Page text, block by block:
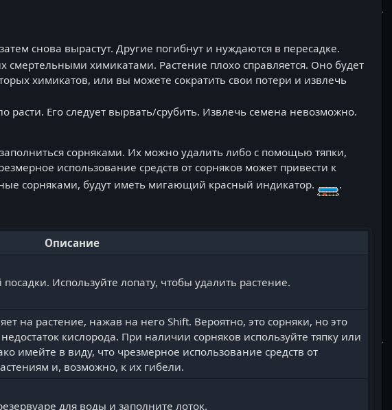
снова вырастут. Другие погибнут и нуждаются в пересадке.
химикатами. Растение плохо справляется. Оно будет
химикатов, или вы можете сократить свои потери и извлечь
Его следует вырвать/срубить. Извлечь семена невозможно.
сорняками. Их можно удалить либо с помощью тяпки,
использование средств от сорняков может привести к
сорняками, будут иметь мигающий красный индикатор.
.
Описание
Используйте лопату, чтобы удалить растение.
на растение, нажав на него Shift. Вероятно, это сорняки, но это
кислорода. При наличии сорняков используйте тяпку или
имейте в виду, что чрезмерное использование средств от
и, возможно, к их гибели.
для воды и заполните лоток.